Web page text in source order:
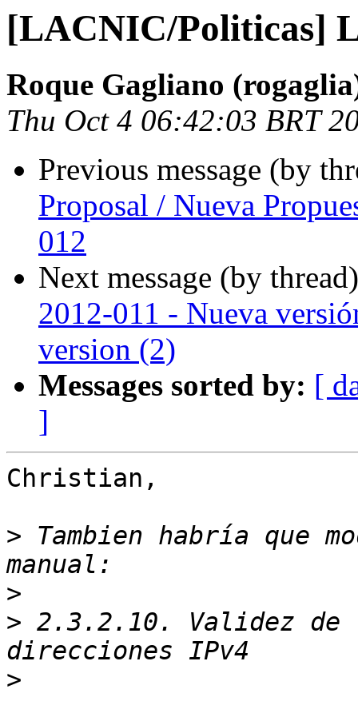
[LACNIC/Politicas]
Roque Gagliano
Thu Oct 4 06:42:03 BRT
Previous message (by
Proposal / Nueva
012
Next message (by
2012-011 - Nueva
version (2)
Messages sorted by: [
]
Christian,
> Tambien habría que
>
> 2.3.2.10. Validez
>